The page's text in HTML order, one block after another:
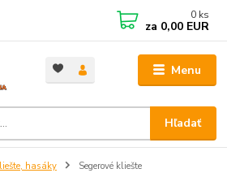
Menu
Hľadať
0 ks
za 0,00 EUR
hasáky Segerové kliešte